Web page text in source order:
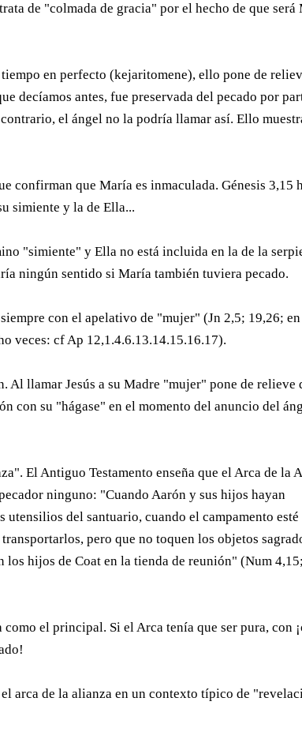
de "colmada de gracia" por el hecho de que será
en perfecto (kejaritomene), ello pone de
decíamos antes, fue preservada del pecado por
el ángel no la podría llamar así. Ello
confirman que María es inmaculada. Génesis 3,15
simiente y la de Ella...
"simiente" y Ella no está incluida en la de la
ningún sentido si María también tuviera pecado.
con el apelativo de "mujer" (Jn 2,5; 19,26;
veces: cf Ap 12,1.4.6.13.14.15.16.17).
Al llamar Jesús a su Madre "mujer" pone de relieve
con su "hágase" en el momento del anuncio del
El Antiguo Testamento enseña que el Arca de la
ninguno: "Cuando Aarón y sus hijos hayan
del santuario, cuando el campamento esté
pero que no toquen los objetos
los hijos de Coat en la tienda de reunión" (Num
el principal. Si el Arca tenía que ser pura, con
arca de la alianza en un contexto típico de